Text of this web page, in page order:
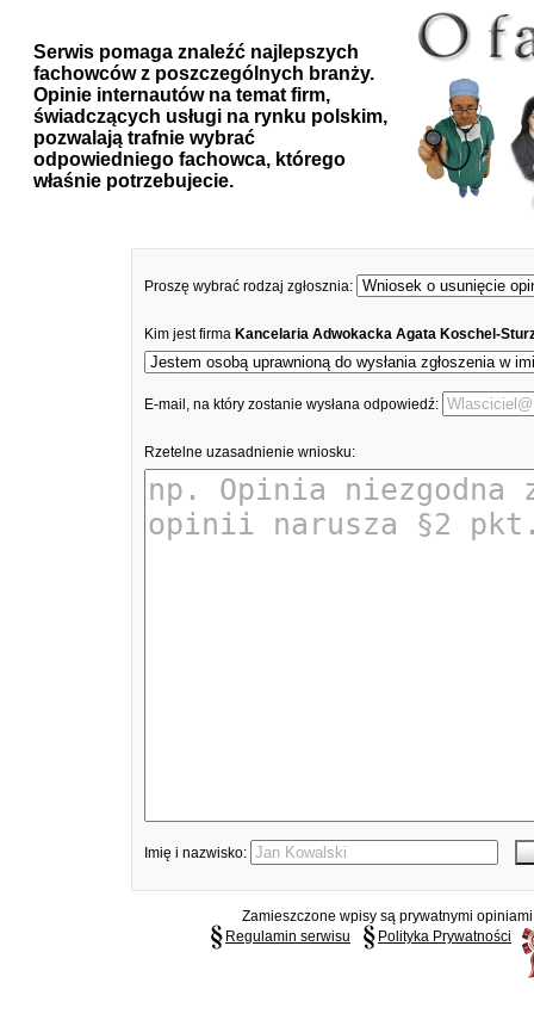
Serwis pomaga znaleźć najlepszych
fachowców z poszczególnych branży.
Opinie internautów na temat firm,
świadczących usługi na rynku polskim,
pozwalają trafnie wybrać
odpowiedniego fachowca, którego
właśnie potrzebujecie.
Proszę wybrać rodzaj zgłosznia:
Kim jest firma Kancelaria Adwokacka Agata Koschel-
E-mail, na który zostanie wysłana odpowiedź:
Rzetelne uzasadnienie wniosku:
Imię i nazwisko:
Zamieszczone wpisy są prywatnymi
Regulamin serwisu
Polityka Prywatności